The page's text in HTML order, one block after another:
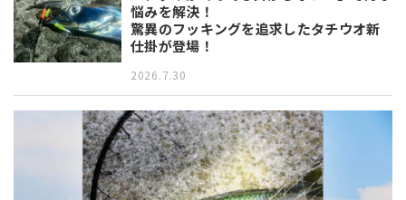
悩みを解決！
驚異のフッキングを追求したタチウオ新
仕掛が登場！
2026.7.30